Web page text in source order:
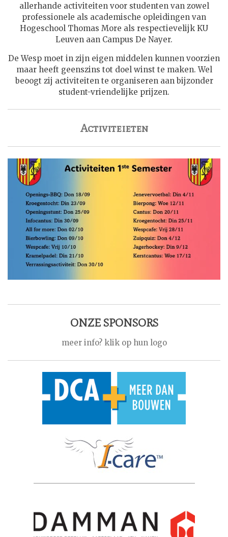
allerhande activiteiten voor studenten van zowel
professionele als academische opleidingen van
Hogeschool Thomas More als respectievelijk KU
Leuven aan Campus De Nayer.
De Wesp moet in zijn eigen middelen kunnen voorzien
maar heeft geenszins tot doel winst te maken. Wel
beoogt zij activiteiten te organiseren aan bijzonder
student-vriendelijke prijzen.
Activiteieten
ONZE SPONSORS
meer info? klik op hun logo